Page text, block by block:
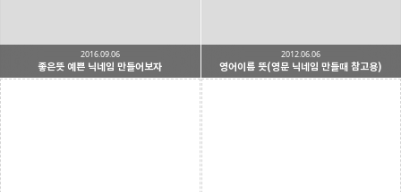
좋은뜻 예쁜 닉네임 만들어보자
2016.09.06
영어이름 뜻(영문 닉네임 만들때 참고용)
2012.06.06